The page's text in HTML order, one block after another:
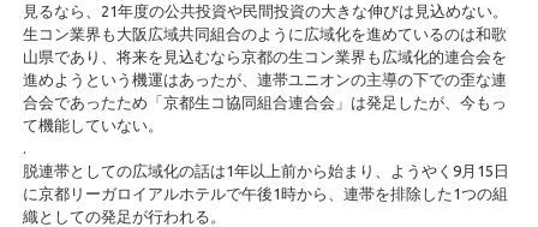
見るなら、21年度の公共投資や民間投資の大きな伸びは見込めない。
生コン業界も大阪広域共同組合のように広域化を進めているのは和歌
山県であり、将来を見込むなら京都の生コン業界も広域化的連合会を
進めようという機運はあったが、連帯ユニオンの主導の下での歪な連
合会であったため「京都生コ協同組合連合会」は発足したが、今もっ
て機能していない。
.
脱連帯としての広域化の話は1年以上前から始まり、ようやく9月15日
に京都リーガロイアルホテルで午後1時から、連帯を排除した1つの組
織としての発足が行われる。